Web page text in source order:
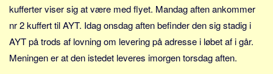
Spanien
Frankrig
Sverige
kufferter viser sig at være med flyet. Mandag aften ankommer
nr 2 kuffert til AYT. Idag onsdag aften befinder den sig stadig i
AYT på trods af lovning om levering på adresse i løbet af i går.
Meningen er at den istedet leveres imorgen torsdag aften.